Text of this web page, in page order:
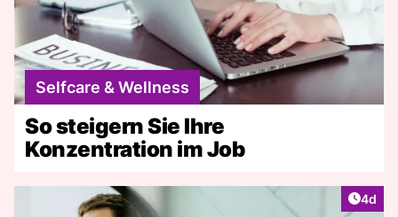
Selfcare & Wellness
So steigern Sie Ihre
Konzentration im Job
4d